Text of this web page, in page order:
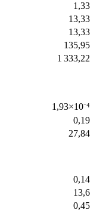
1,33
13,33
13,33
135,95
1 333,22
1,93×10⁻⁴
0,19
27,84
0,14
13,6
0,45